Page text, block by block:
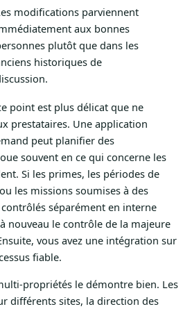
modifications parviennent
aux bonnes
plutôt que dans les
historiques de
point est plus délicat que ne
prestataires. Une application
peut planifier des
souvent en ce qui concerne les
Si les primes, les périodes de
les missions soumises à des
séparément en interne
nouveau le contrôle de la majeure
vous avez une intégration sur
fiable.
propriétés le démontre bien. Les
différents sites, la direction des